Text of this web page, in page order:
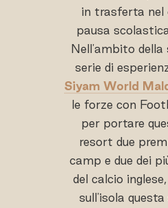
in trasferta nel
pausa
Nell'ambito della
serie di
Siyam World
le forze con
per portare
resort due
camp e due dei
del calcio
sull'isola